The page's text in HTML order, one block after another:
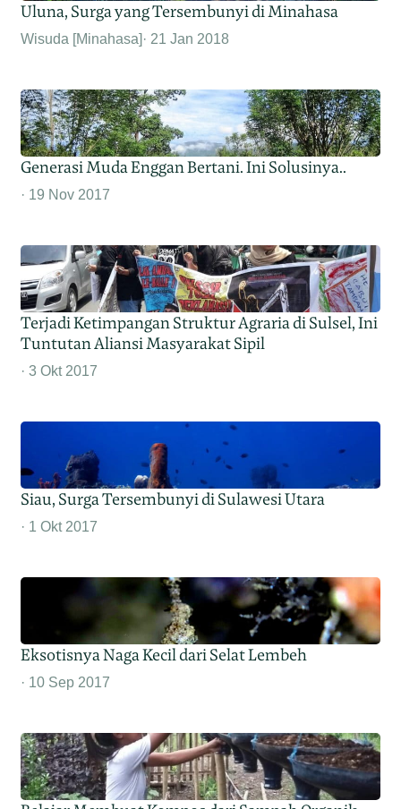
Uluna, Surga yang Tersembunyi di Minahasa
Wisuda [Minahasa] 21 Jan 2018
Generasi Muda Enggan Bertani. Ini Solusinya..
19 Nov 2017
Terjadi Ketimpangan Struktur Agraria di Sulsel, Ini
Tuntutan Aliansi Masyarakat Sipil
3 Okt 2017
Siau, Surga Tersembunyi di Sulawesi Utara
1 Okt 2017
Eksotisnya Naga Kecil dari Selat Lembeh
10 Sep 2017